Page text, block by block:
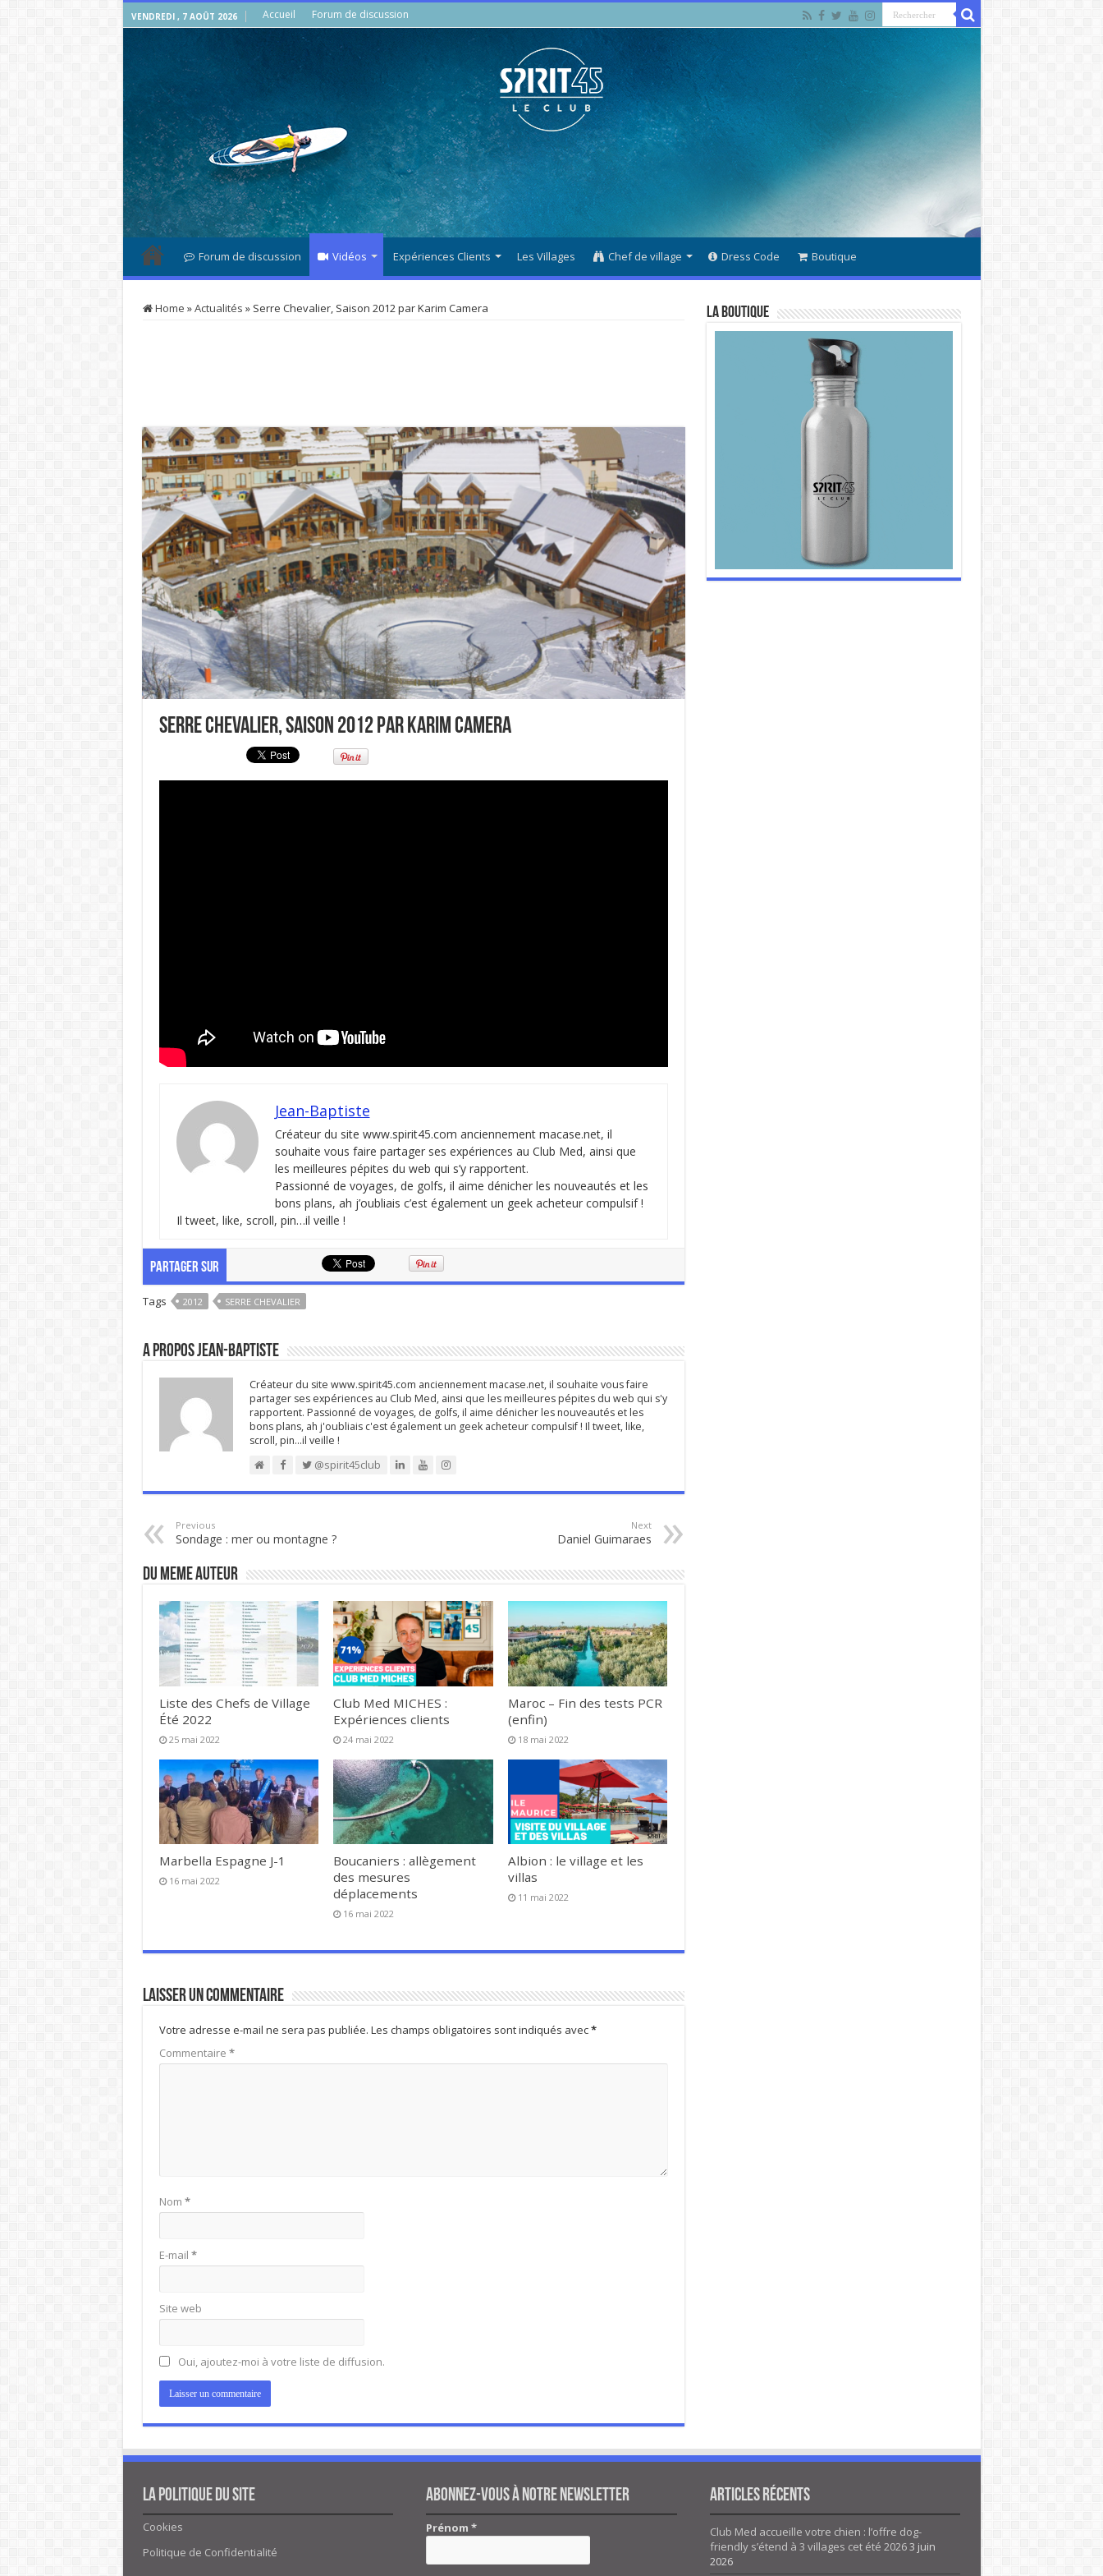
VENDREDI , 7 AOÛT 2026 Accueil Forum de discussion
Forum de discussion Vidéos Expériences Clients Les Villages Chef de village Dress Code Boutique
Home »Actualités » Serre Chevalier, Saison 2012 par Karim Camera
Serre Chevalier, Saison 2012 par Karim Camera
Jean-Baptiste
Créateur du site www.spirit45.com anciennement macase.net, il
souhaite vous faire partager ses expériences au Club Med, ainsi que
les meilleures pépites du web qui s’y rapportent.
Passionné de voyages, de golfs, il aime dénicher les nouveautés et les
bons plans, ah j’oubliais c’est également un geek acheteur compulsif !
Il tweet, like, scroll, pin…il veille !
PARTAGER SUR
Tags 2012 SERRE CHEVALIER
A propos Jean-Baptiste
Créateur du site www.spirit45.com anciennement macase.net, il souhaite vous faire
partager ses expériences au Club Med, ainsi que les meilleures pépites du web qui s'y
rapportent. Passionné de voyages, de golfs, il aime dénicher les nouveautés et les
bons plans, ah j'oubliais c'est également un geek acheteur compulsif ! Il tweet, like,
scroll, pin…il veille !
@spirit45club
Previous
Sondage : mer ou montagne ?
Next
Daniel Guimaraes
DU MEME AUTEUR
Liste des Chefs de Village
Été 2022
25 mai 2022
Club Med MICHES :
Expériences clients
24 mai 2022
Maroc – Fin des tests PCR
(enfin)
18 mai 2022
Marbella Espagne J-1
16 mai 2022
Boucaniers : allègement
des mesures
déplacements
16 mai 2022
Albion : le village et les
villas
11 mai 2022
Laisser un commentaire
Votre adresse e-mail ne sera pas publiée. Les champs obligatoires sont indiqués avec*
Commentaire *
Nom *
E-mail *
Site web
Oui, ajoutez-moi à votre liste de diffusion.
La Boutique
La politique du site
Cookies
Politique de Confidentialité
Abonnez-vous à notre newsletter
Prénom*
Articles Récents
Club Med accueille votre chien : l’offre dog-
friendly s’étend à 3 villages cet été 20263 juin
2026